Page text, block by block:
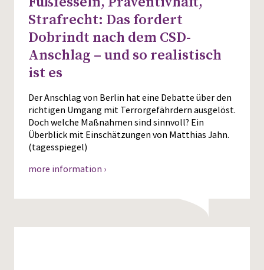
Strafrecht: Das fordert
Dobrindt nach dem CSD-
Anschlag – und so realistisch
ist es
Der Anschlag von Berlin hat eine Debatte über den
richtigen Umgang mit Terrorgefährdern ausgelöst.
Doch welche Maßnahmen sind sinnvoll? Ein
Überblick mit Einschätzungen von Matthias Jahn.
(tagesspiegel)
more information ›